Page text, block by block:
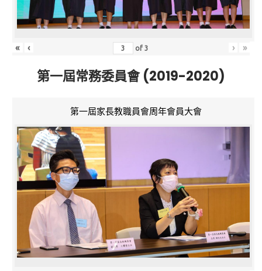
« ‹ of3 › »
第一屆常務委員會 (2019-2020)
第一屆家長教職員會周年會員大會